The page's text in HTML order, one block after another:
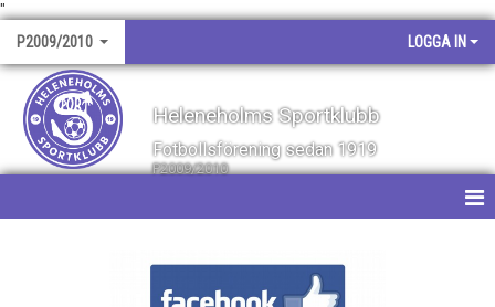
"
P2009/2010 LOGGA IN
Heleneholms Sportklubb
Fotbollsförening sedan 1919
P2009/2010